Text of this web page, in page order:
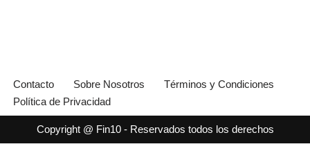
Contacto Sobre Nosotros
Términos y Condiciones
Política de Privacidad
Copyright @ Fin10 - Reservados todos los derechos